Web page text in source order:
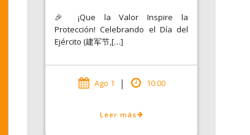
🎉 ¡Que la Valor Inspire la
Protección! Celebrando el Día del
Ejército (建军节,[…]
Ago 1 | 10:00
Leer más